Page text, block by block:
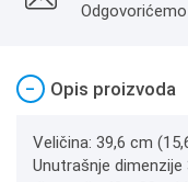
− Opis proizvoda
Veličina: 39,6 cm
Unutrašnje dimenzije